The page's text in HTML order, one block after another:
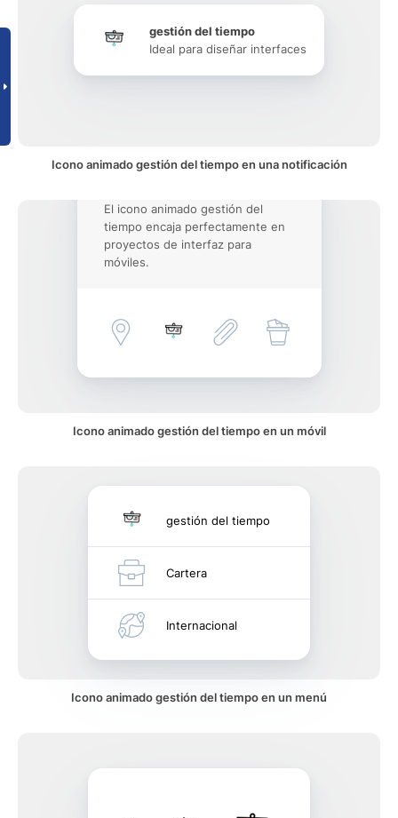
gestión del tiempo
Ideal para diseñar interfaces
Icono animado gestión del tiempo en una notificación
El icono animado gestión del
tiempo encaja perfectamente en
proyectos de interfaz para
móviles.
Icono animado gestión del tiempo en un móvil
gestión del tiempo
Cartera
Internacional
Icono animado gestión del tiempo en un menú